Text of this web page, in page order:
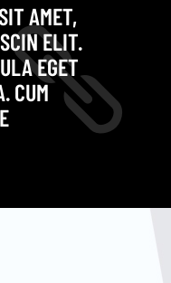
AMET,
ELIT.
EGET
CUM